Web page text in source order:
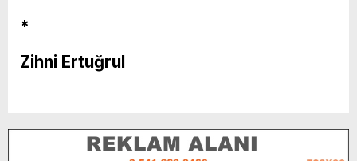
*
Zihni Ertuğrul